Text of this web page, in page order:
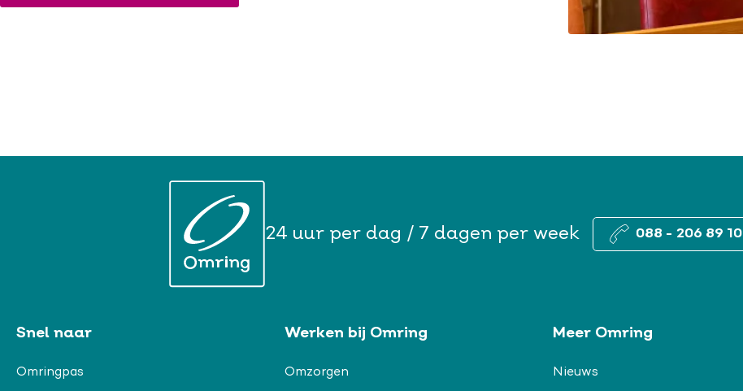
24 uur per dag / 7 dagen per week 088 - 206 89 10
Snel naar
Omringpas
Werken bij Omring
Omzorgen
Meer Omring
Nieuws